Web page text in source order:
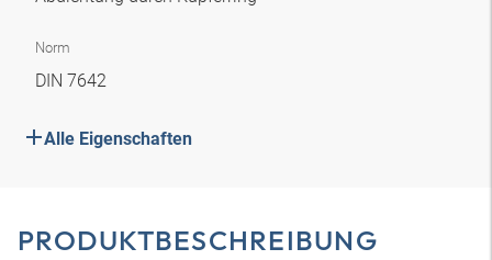
Norm
DIN 7642
Alle Eigenschaften
PRODUKTBESCHREIBUNG